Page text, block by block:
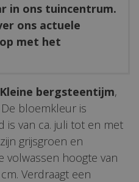
in ons tuincentrum.
ons actuele
met het
Kleine bergsteentijm,
De bloemkleur is
is van ca. juli tot en met
grijsgroen en
volwassen hoogte van
Verdraagt een